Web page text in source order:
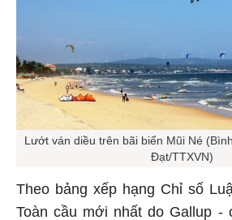
Lướt ván diều trên bãi biển Mũi Né
Đạt/TTXVN)
Theo bảng xếp hạng Chỉ số
Toàn cầu mới nhất do Gallup -